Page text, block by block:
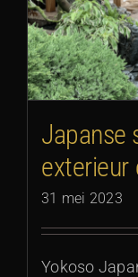
Japanse
exterieur
31 mei 2023
Yokoso